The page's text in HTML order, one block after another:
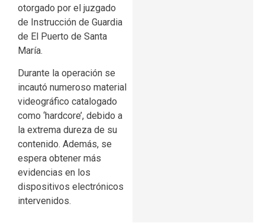
otorgado por el juzgado
de Instrucción de Guardia
de El Puerto de Santa
María.
Durante la operación se
incautó numeroso material
videográfico catalogado
como ‘hardcore’, debido a
la extrema dureza de su
contenido. Además, se
espera obtener más
evidencias en los
dispositivos electrónicos
intervenidos.